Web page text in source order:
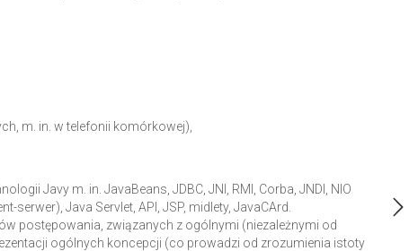
m. in. w telefonii komórkowej),
Javy m. in. JavaBeans, JDBC, JNI, RMI, Corba, JNDI, NIO
Java Servlet, API, JSP, midlety, JavaCArd.
postępowania, związanych z ogólnymi (niezależnymi od
ogólnych koncepcji (co prowadzi od zrozumienia istoty